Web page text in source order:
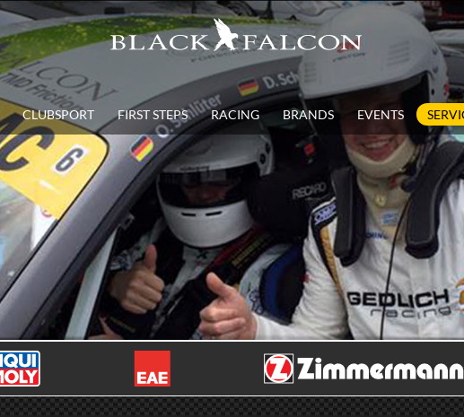
CLUBSPORT FIRST STEPS RACING BRANDS EVENTS